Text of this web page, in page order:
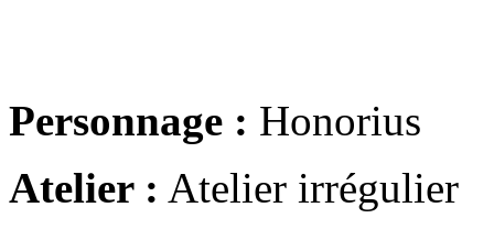
Personnage : Honorius
Atelier : Atelier irrégulier